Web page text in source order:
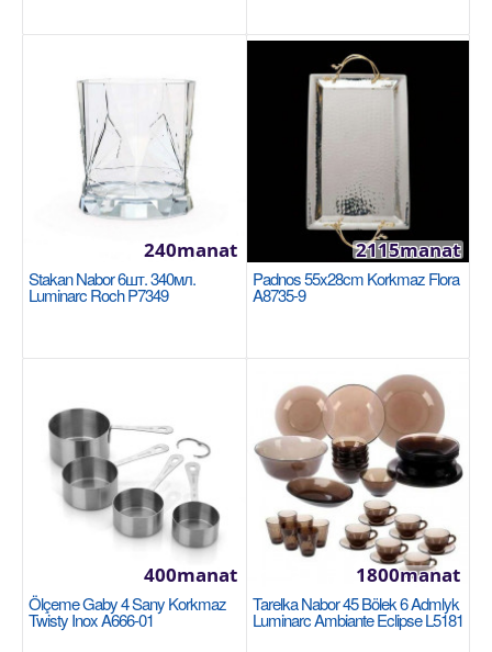
Количество в наборе, шт: 6 Материал: стекло
Цвет: прозрачный Объем, мл: 350 ..
280manat
Availability
Sebede Goş
Garşylaşdyrmaga goş
Gazan gapakly 24см/5,2л Tefal Unlimited
Stakan Nabor 6шт. 340мл.
Luminarc Roch P7349
240manat
Padnos 55x28cm Korkmaz Flora
A8735-9
2115manat
Ölçeme Gaby 4 Sany Korkmaz
Twisty Inox A666-01
400manat
Tarelka Nabor 45 Bölek 6 Admlyk
Luminarc Ambiante Eclipse L5181
1800manat